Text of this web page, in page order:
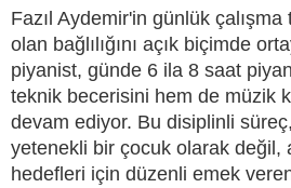
Fazıl Aydemir'in günlük
olan bağlılığını açık biçimde
piyanist, günde 6 ila 8 saat
teknik becerisini hem de müzik
devam ediyor. Bu disiplinli
yetenekli bir çocuk olarak değil,
hedefleri için düzenli emek